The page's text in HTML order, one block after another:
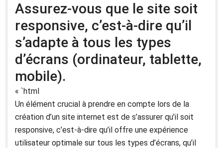
Assurez-vous que le site soit
responsive, c’est-à-dire qu’il
s’adapte à tous les types
d’écrans (ordinateur, tablette,
mobile).
« `html
Un élément crucial à prendre en compte lors de la
création d’un site internet est de s’assurer qu’il soit
responsive, c’est-à-dire qu’il offre une expérience
utilisateur optimale sur tous les types d’écrans, qu’il